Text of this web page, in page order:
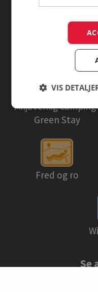
Find
Miljøvenlig camping
Green Stay
Fred og ro
Se
VIS